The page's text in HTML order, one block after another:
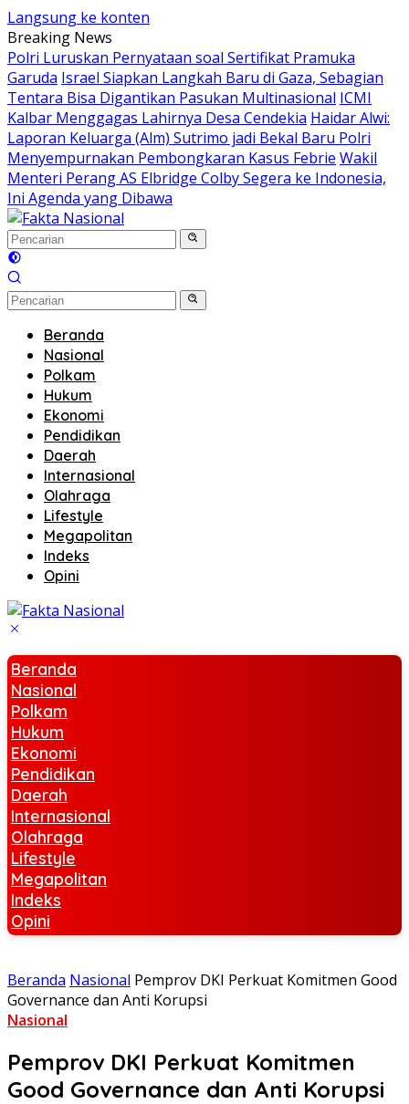
Langsung ke konten
Breaking News
Polri Luruskan Pernyataan soal Sertifikat Pramuka
Garuda Israel Siapkan Langkah Baru di Gaza, Sebagian
Tentara Bisa Digantikan Pasukan Multinasional ICMI
Kalbar Menggagas Lahirnya Desa Cendekia Haidar Alwi:
Laporan Keluarga (Alm) Sutrimo jadi Bekal Baru Polri
Menyempurnakan Pembongkaran Kasus Febrie Wakil
Menteri Perang AS Elbridge Colby Segera ke Indonesia,
Ini Agenda yang Dibawa
Beranda
Nasional
Polkam
Hukum
Ekonomi
Pendidikan
Daerah
Internasional
Olahraga
Lifestyle
Megapolitan
Indeks
Opini
Beranda
Nasional
Polkam
Hukum
Ekonomi
Pendidikan
Daerah
Internasional
Olahraga
Lifestyle
Megapolitan
Indeks
Opini
Beranda Nasional Pemprov DKI Perkuat Komitmen Good
Governance dan Anti Korupsi
Nasional
Pemprov DKI Perkuat Komitmen
Good Governance dan Anti Korupsi